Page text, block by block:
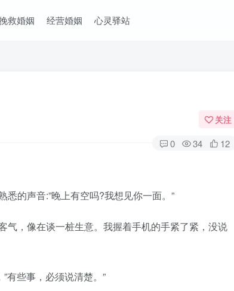
救婚姻 经营婚姻 心灵驿站
关注
0 34 12
的声音:”晚上有空吗?我想见你一面。”
，像在谈一桩生意。我握着手机的手紧了紧，没说
些事，必须说清楚。”